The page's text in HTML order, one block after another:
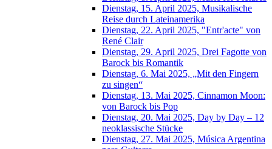
Dienstag, 15. April 2025, Musikalische
Reise durch Lateinamerika
Dienstag, 22. April 2025, "Entr'acte" von
René Clair
Dienstag, 29. April 2025, Drei Fagotte von
Barock bis Romantik
Dienstag, 6. Mai 2025, „Mit den Fingern
zu singen“
Dienstag, 13. Mai 2025, Cinnamon Moon:
von Barock bis Pop
Dienstag, 20. Mai 2025, Day by Day – 12
neoklassische Stücke
Dienstag, 27. Mai 2025, Música Argentina